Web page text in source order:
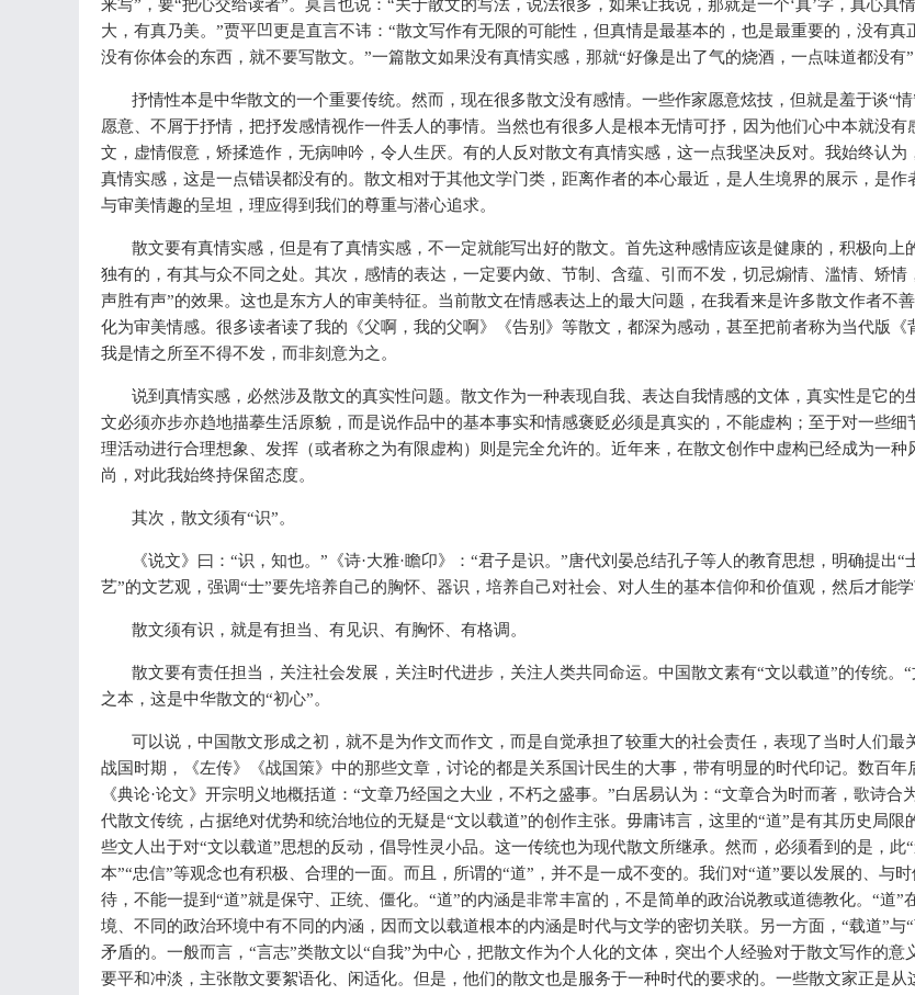
来写”，要“把心交给读者”。莫言也说：“关于散文的写法，说法很多，如果让我说，那就是一个‘真’字，真心真
大，有真乃美。”贾平凹更是直言不讳：“散文写作有无限的可能性，但真情是最基本的，也是最重要的，没有真
没有你体会的东西，就不要写散文。”一篇散文如果没有真情实感，那就“好像是出了气的烧酒，一点味道都没有”
抒情性本是中华散文的一个重要传统。然而，现在很多散文没有感情。一些作家愿意炫技，但就是羞于谈“情
愿意、不屑于抒情，把抒发感情视作一件丢人的事情。当然也有很多人是根本无情可抒，因为他们心中本就没有
文，虚情假意，矫揉造作，无病呻吟，令人生厌。有的人反对散文有真情实感，这一点我坚决反对。我始终认为
真情实感，这是一点错误都没有的。散文相对于其他文学门类，距离作者的本心最近，是人生境界的展示，是作
与审美情趣的呈坦，理应得到我们的尊重与潜心追求。
散文要有真情实感，但是有了真情实感，不一定就能写出好的散文。首先这种感情应该是健康的，积极向上
独有的，有其与众不同之处。其次，感情的表达，一定要内敛、节制、含蕴、引而不发，切忌煽情、滥情、矫情
声胜有声”的效果。这也是东方人的审美特征。当前散文在情感表达上的最大问题，在我看来是许多散文作者不
化为审美情感。很多读者读了我的《父啊，我的父啊》《告别》等散文，都深为感动，甚至把前者称为当代版《
我是情之所至不得不发，而非刻意为之。
说到真情实感，必然涉及散文的真实性问题。散文作为一种表现自我、表达自我情感的文体，真实性是它的
文必须亦步亦趋地描摹生活原貌，而是说作品中的基本事实和情感褒贬必须是真实的，不能虚构；至于对一些细
理活动进行合理想象、发挥（或者称之为有限虚构）则是完全允许的。近年来，在散文创作中虚构已经成为一种
尚，对此我始终持保留态度。
其次，散文须有“识”。
《说文》曰：“识，知也。”《诗·大雅·瞻卬》：“君子是识。”唐代刘晏总结孔子等人的教育思想，明确提出“
艺”的文艺观，强调“士”要先培养自己的胸怀、器识，培养自己对社会、对人生的基本信仰和价值观，然后才能学
散文须有识，就是有担当、有见识、有胸怀、有格调。
散文要有责任担当，关注社会发展，关注时代进步，关注人类共同命运。中国散文素有“文以载道”的传统。
之本，这是中华散文的“初心”。
可以说，中国散文形成之初，就不是为作文而作文，而是自觉承担了较重大的社会责任，表现了当时人们最
战国时期，《左传》《战国策》中的那些文章，讨论的都是关系国计民生的大事，带有明显的时代印记。数百年
《典论·论文》开宗明义地概括道：“文章乃经国之大业，不朽之盛事。”白居易认为：“文章合为时而著，歌诗合
代散文传统，占据绝对优势和统治地位的无疑是“文以载道”的创作主张。毋庸讳言，这里的“道”是有其历史局限
些文人出于对“文以载道”思想的反动，倡导性灵小品。这一传统也为现代散文所继承。然而，必须看到的是，此“
本”“忠信”等观念也有积极、合理的一面。而且，所谓的“道”，并不是一成不变的。我们对“道”要以发展的、与
待，不能一提到“道”就是保守、正统、僵化。“道”的内涵是非常丰富的，不是简单的政治说教或道德教化。“道”
境、不同的政治环境中有不同的内涵，因而文以载道根本的内涵是时代与文学的密切关联。另一方面，“载道”与
矛盾的。一般而言，“言志”类散文以“自我”为中心，把散文作为个人化的文体，突出个人经验对于散文写作的意
要平和冲淡，主张散文要絮语化、闲适化。但是，他们的散文也是服务于一种时代的要求的。一些散文家正是从